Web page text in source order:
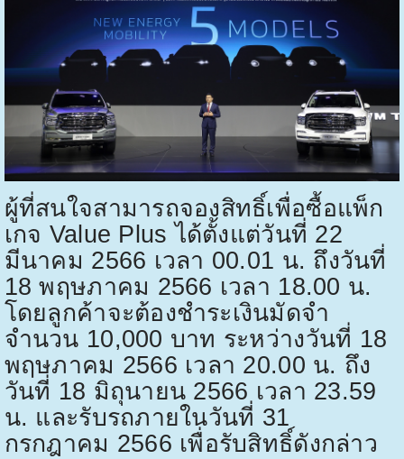
ผู้ที่สนใจสามารถจองสิทธิ์เพื่อซื้อแพ็ก
เกจ Value Plusได้ตั้งแต่วันที่ 22
มีนาคม 2566 เวลา 00.01 น. ถึงวันที่
18 พฤษภาคม 2566 เวลา 18.00 น.
โดยลูกค้าจะต้องชำระเงินมัดจำ
จำนวน 10,000 บาท ระหว่างวันที่ 18
พฤษภาคม 2566 เวลา 20.00 น. ถึง
วันที่ 18 มิถุนายน 2566 เวลา 23.59
น. และรับรถภายในวันที่ 31
กรกฎาคม 2566 เพื่อรับสิทธิ์ดังกล่าว